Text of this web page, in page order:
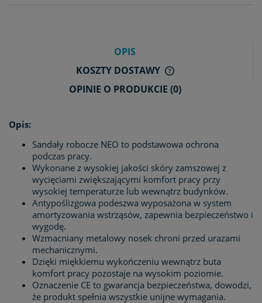
OPIS
KOSZTY DOSTAWY
KOSZTÓW PŁATNOŚCI
OPINIE O PRODUKCIE (0)
Opis:
Sandały robocze NEO to podstawowa ochrona
podczas pracy.
Wykonane z wysokiej jakości skóry zamszowej z
wycięciami zwiększającymi komfort pracy przy
wysokiej temperaturze lub wewnątrz budynków.
Antypoślizgowa podeszwa wyposażona w system
amortyzowania wstrząsów, zapewnia bezpieczeństwo i
wygodę.
Wzmacniany metalowy nosek chroni przed urazami
mechanicznymi.
Dzięki miękkiemu wykończeniu wewnątrz buta
komfort pracy pozostaje na wysokim poziomie.
Oznaczenie CE to gwarancja bezpieczeństwa, dowodzi,
że produkt spełnia wszystkie unijne wymagania.